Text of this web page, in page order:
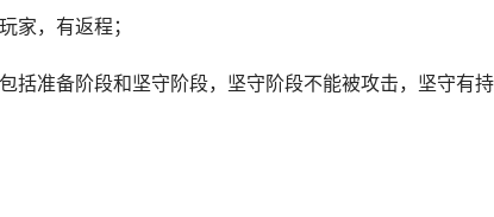
家，有返程；
括准备阶段和坚守阶段，坚守阶段不能被攻击，坚守有